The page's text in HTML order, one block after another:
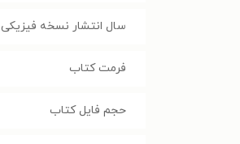
سال انتشار نسخه فیزیکی
فرمت کتاب
حجم فایل کتاب